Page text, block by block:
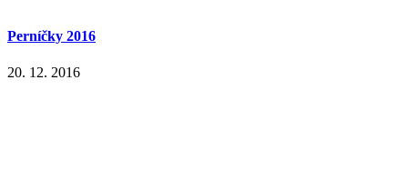
Perníčky 2016
20. 12. 2016